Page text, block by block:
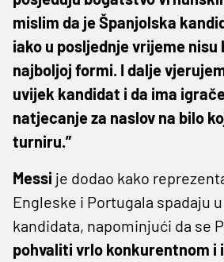
mislim da je Španjolska
iako u posljednje vrijeme nisu
najboljoj formi. I dalje
uvijek kandidat i da ima
natjecanje za naslov na bilo
turniru.”
Messi je dodao kako
Engleske i Portugala spadaju
kandidata, napominjući da se
pohvaliti vrlo konkurentnom i